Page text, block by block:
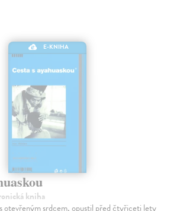
E-KNIHA
kniha
otevřeným srdcem, opustil před čtyřiceti lety